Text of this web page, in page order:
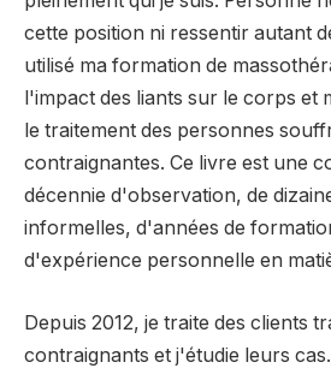
cette position ni ressentir autant
utilisé ma formation de
l'impact des liants sur le corps et
le traitement des personnes
contraignantes. Ce livre est une
décennie d'observation, de
informelles, d'années de
d'expérience personnelle en
Depuis 2012, je traite des clients
contraignants et j'étudie leurs